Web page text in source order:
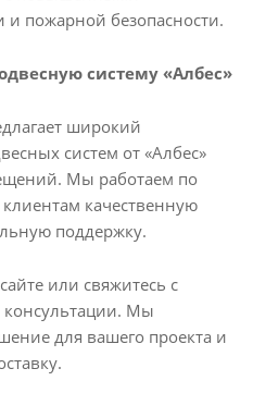
пожарной безопасности.​
систему «Албес»
широкий
систем от «Албес»
Мы работаем по
качественную
поддержку.​
или свяжитесь с
Мы
для вашего проекта и